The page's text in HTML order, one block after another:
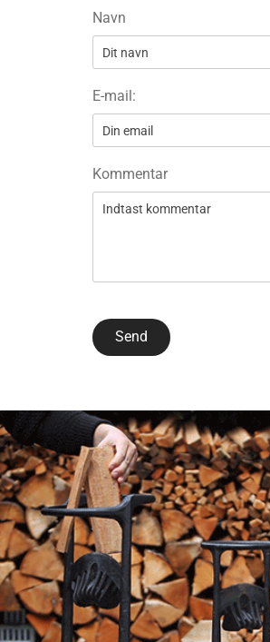
Navn
E-mail:
Kommentar